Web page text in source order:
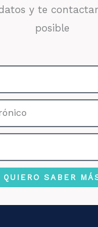
y te
posible
QUIERO SABER